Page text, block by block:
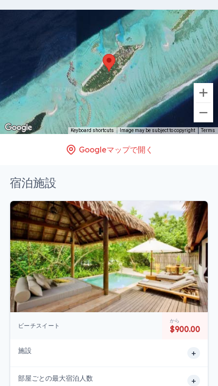
Keyboard shortcuts Image may be subject to copyright Terms
Googleマップで開く
宿泊施設
ビーチスイート
から
$900.00
施設 +
部屋ごとの最大宿泊人数 +